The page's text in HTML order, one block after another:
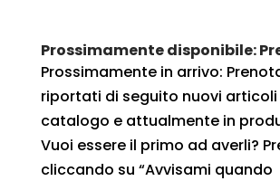
Prossimamente disponibile:
Prossimamente in arrivo:
riportati di seguito nuovi articoli
catalogo e attualmente in
Vuoi essere il primo ad averli?
cliccando su “Avvisami quando